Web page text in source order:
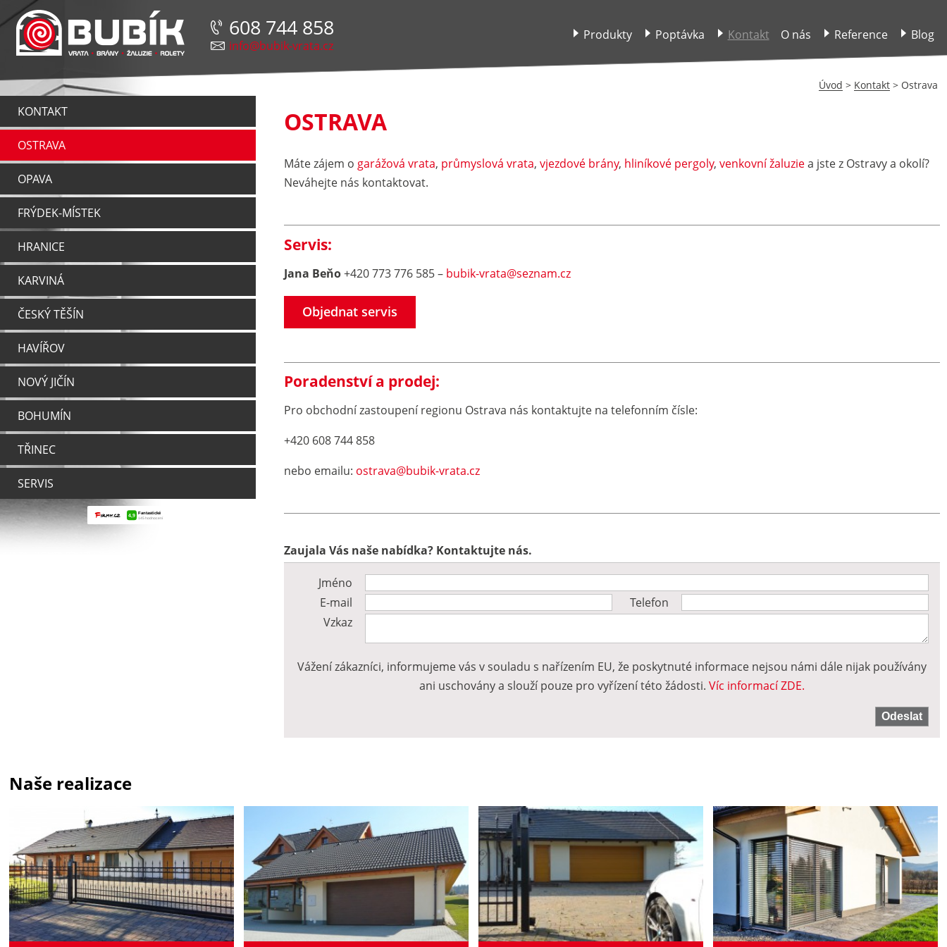
608 744 858
info@bubik-vrata.cz
Produkty Poptávka Kontakt O nás Reference Blog
Úvod > Kontakt> Ostrava
KONTAKT
OSTRAVA
OPAVA
FRÝDEK-MÍSTEK
HRANICE
KARVINÁ
ČESKÝ TĚŠÍN
HAVÍŘOV
NOVÝ JIČÍN
BOHUMÍN
TŘINEC
SERVIS
OSTRAVA
Máte zájem ogarážová vrata, průmyslová vrata,vjezdové brány, hliníkové pergoly,venkovní žaluziea jste z Ostravy a okolí?
Neváhejte nás kontaktovat.
Servis:
Jana Beňo+420 773 776 585 – bubik-vrata@seznam.cz
Objednat servis
Poradenství a prodej:
Pro obchodní zastoupení regionu Ostrava nás kontaktujte na telefonním čísle:
+420 608 744 858
nebo emailu: ostrava@bubik-vrata.cz
Zaujala Vás naše nabídka? Kontaktujte nás.
Jméno
E-mail
Telefon
Vzkaz
Vážení zákazníci, informujeme vás v souladu s nařízením EU, že poskytnuté informace nejsou námi dále nijak používány
ani uschovány a slouží pouze pro vyřízení této žádosti.Víc informací ZDE.
Naše realizace